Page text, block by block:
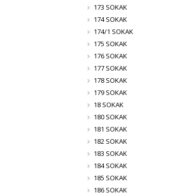
173 SOKAK
174 SOKAK
174/1 SOKAK
175 SOKAK
176 SOKAK
177 SOKAK
178 SOKAK
179 SOKAK
18 SOKAK
180 SOKAK
181 SOKAK
182 SOKAK
183 SOKAK
184 SOKAK
185 SOKAK
186 SOKAK